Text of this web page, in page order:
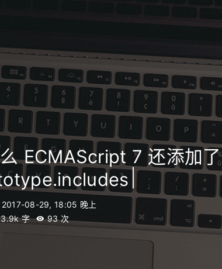
ECMAScript 7 还添加了
|
2017-08-29, 18:05 晚上
3.9k 字
93次